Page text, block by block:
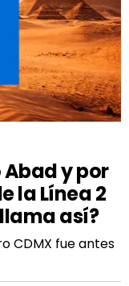
Abad y por
la Línea 2
así?
CDMX fue antes